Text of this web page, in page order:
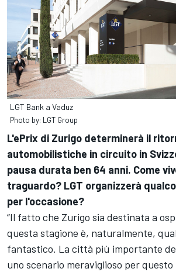
LGT Bank a Vaduz
Photo by: LGT Group
L'ePrix di Zurigo determinerà il
automobilistiche in circuito in
pausa durata ben 64 anni. Come
traguardo? LGT organizzerà
per l'occasione?
“Il fatto che Zurigo sia destinata a
questa stagione è, naturalmente,
fantastico. La città più importante
uno scenario meraviglioso per